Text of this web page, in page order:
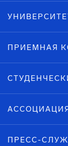
ПРИЕМНАЯ
ПРЕСС-